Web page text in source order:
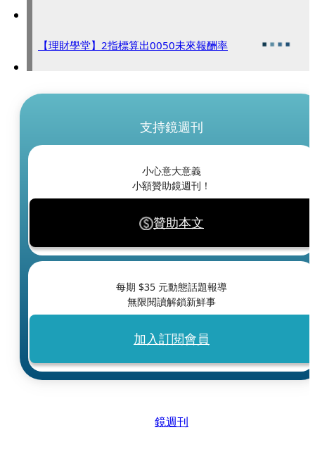
【理財學堂】2指標算出0050未來報酬率
支持鏡週刊
小心意大意義
小額贊助鏡週刊！
贊助本文
每期 $35 元動態話題報導
無限閱讀解鎖新鮮事
加入訂閱會員
鏡週刊